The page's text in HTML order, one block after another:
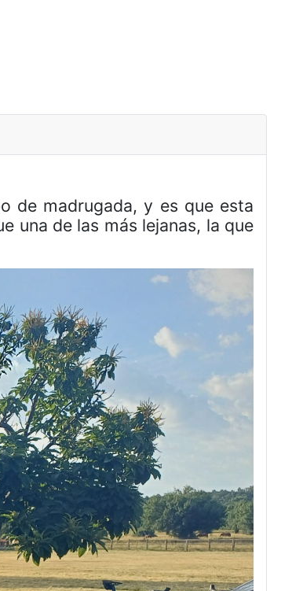
de madrugada, y es que esta
una de las más lejanas, la que